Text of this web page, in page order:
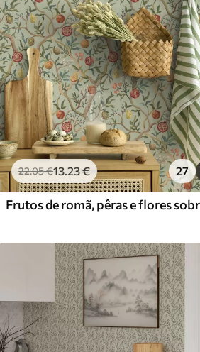
Standard
45.0027.00€/m²
22.05€13.23€ 27